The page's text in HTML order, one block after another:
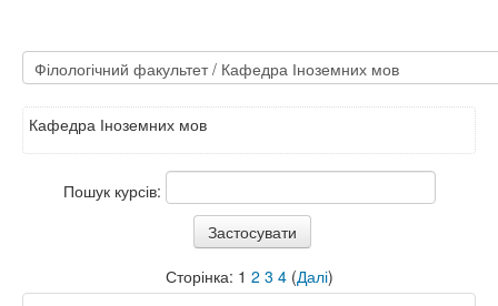
Кафедра Іноземних мов
Пошук курсів:
Сторінка: 1 2 3 4 (Далі)